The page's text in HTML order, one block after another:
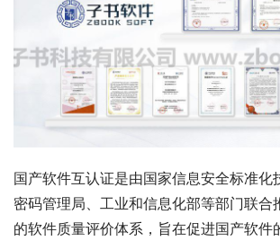
国产软件互认证是由国家信息安全标准化
密码管理局、工业和信息化部等部门联合
的软件质量评价体系，旨在促进国产软件